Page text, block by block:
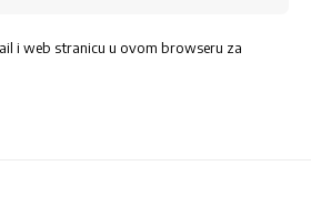
i web stranicu u ovom browseru za